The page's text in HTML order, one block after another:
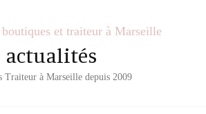
actualités
Traiteur à Marseille depuis 2009